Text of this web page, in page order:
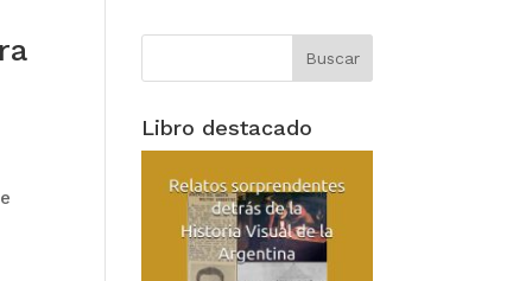
Libro destacado